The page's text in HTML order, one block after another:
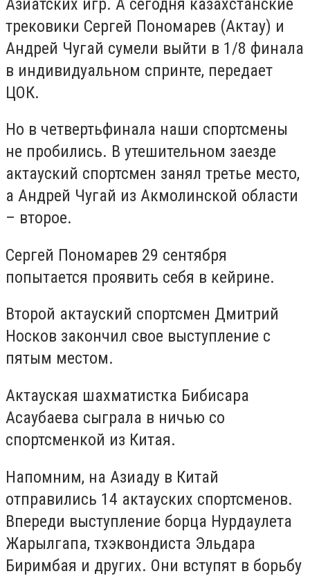
трековики Сергей Пономарев (Актау) и
Андрей Чугай сумели выйти в 1/8 финала
в индивидуальном спринте, передает
ЦОК.
Но в четвертьфинала наши спортсмены
не пробились. В утешительном заезде
актауский спортсмен занял третье место,
а Андрей Чугай из Акмолинской области
– второе.
Сергей Пономарев 29 сентября
попытается проявить себя в кейрине.
Второй актауский спортсмен Дмитрий
Носков закончил свое выступление с
пятым местом.
Актауская шахматистка Бибисара
Асаубаева сыграла в ничью со
спортсменкой из Китая.
Напомним, на Азиаду в Китай
отправились 14 актауских спортсменов.
Впереди выступление борца Нурдаулета
Жарылгапа, тхэквондиста Эльдара
Биримбая и других. Они вступят в борьбу